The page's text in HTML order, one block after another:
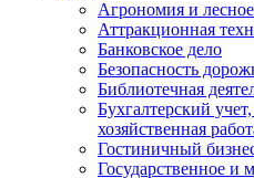
Агрономия и лесное
Аттракционная
Банковское дело
Безопасность
Библиотечная
Бухгалтерский
хозяйственная
Гостиничный
Государственное и